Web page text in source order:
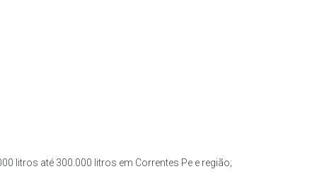
litros até 300.000 litros em Correntes Pe e região;